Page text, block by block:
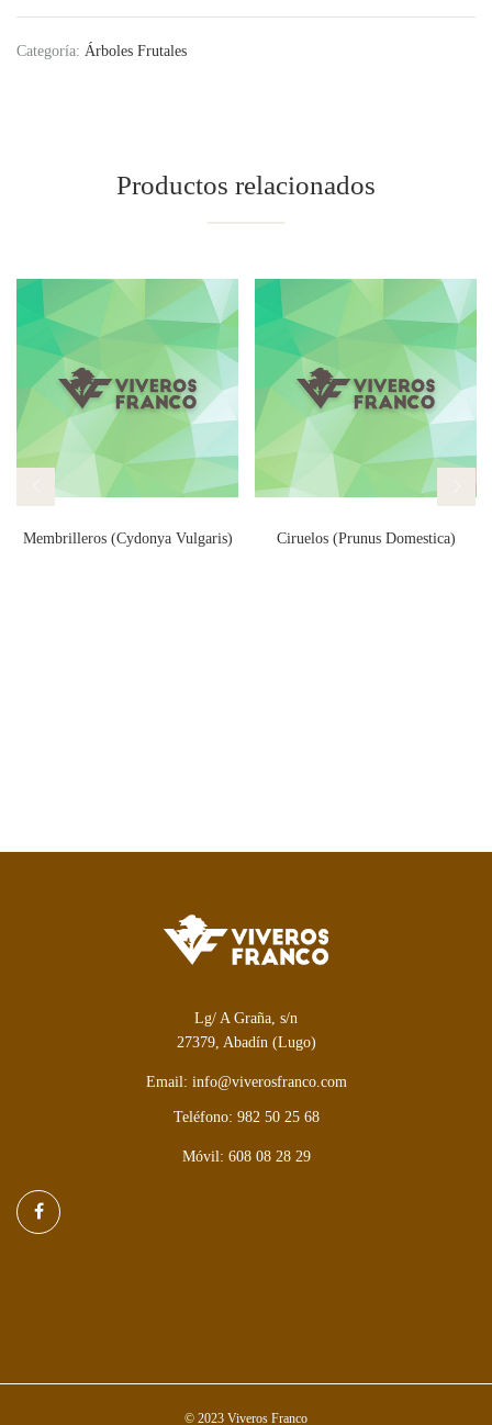
Categoría: Árboles Frutales
Productos relacionados
Membrilleros (Cydonya Vulgaris) Ciruelos (Prunus Domestica)
Lg/ A Graña, s/n
27379, Abadín (Lugo)
Email: info@viverosfranco.com
Teléfono: 982 50 25 68
Móvil: 608 08 28 29
© 2023 Viveros Franco